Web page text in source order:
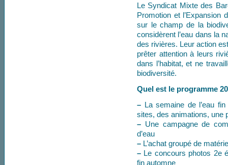
Le Syndicat Mixte des
Promotion et l’Expansion
sur le champ de la
considèrent l’eau dans la
des rivières. Leur action
prêter attention à leurs
dans l’habitat, et ne
biodiversité.
Quel est le programme
– La semaine de l’eau
sites, des animations, une
– Une campagne de
d’eau
– L’achat groupé de
– Le concours photos 2e
fin automne